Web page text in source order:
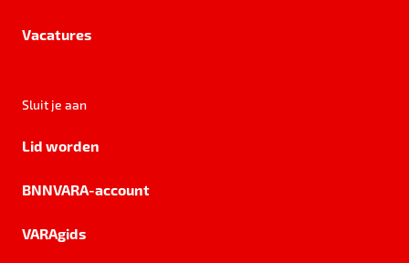
Vacatures
Sluit je aan
Lid worden
BNNVARA-account
VARAgids